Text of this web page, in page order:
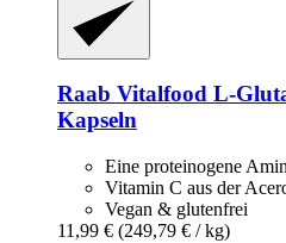
Raab Vitalfood L-​
Kapseln
Eine proteinogene
Vitamin C aus der
Vegan & glutenfrei
11,99 € (249,79 € / kg)